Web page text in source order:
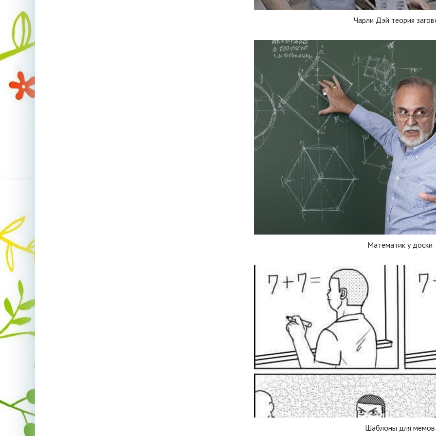
Чарли Дэй теория
Математик у доски
Шаблоны для мемов